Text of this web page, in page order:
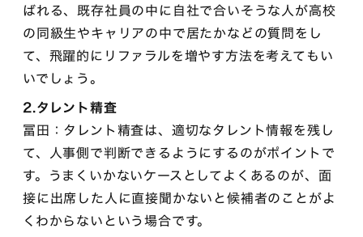
ばれる、既存社員の中に自社で合いそうな人が高校
の同級生やキャリアの中で居たかなどの質問をし
て、飛躍的にリファラルを増やす方法を考えてもい
いでしょう。
2.タレント精査
冨田：タレント精査は、適切なタレント情報を残し
て、人事側で判断できるようにするのがポイントで
す。うまくいかないケースとしてよくあるのが、面
接に出席した人に直接聞かないと候補者のことがよ
くわからないという場合です。